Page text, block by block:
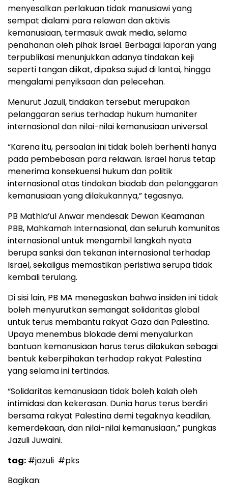
menyesalkan perlakuan tidak manusiawi yang
sempat dialami para relawan dan aktivis
kemanusiaan, termasuk awak media, selama
penahanan oleh pihak Israel. Berbagai laporan yang
terpublikasi menunjukkan adanya tindakan keji
seperti tangan diikat, dipaksa sujud di lantai, hingga
mengalami penyiksaan dan pelecehan.
Menurut Jazuli, tindakan tersebut merupakan
pelanggaran serius terhadap hukum humaniter
internasional dan nilai-nilai kemanusiaan universal.
“Karena itu, persoalan ini tidak boleh berhenti hanya
pada pembebasan para relawan. Israel harus tetap
menerima konsekuensi hukum dan politik
internasional atas tindakan biadab dan pelanggaran
kemanusiaan yang dilakukannya,” tegasnya.
PB Mathla’ul Anwar mendesak Dewan Keamanan
PBB, Mahkamah Internasional, dan seluruh komunitas
internasional untuk mengambil langkah nyata
berupa sanksi dan tekanan internasional terhadap
Israel, sekaligus memastikan peristiwa serupa tidak
kembali terulang.
Di sisi lain, PB MA menegaskan bahwa insiden ini tidak
boleh menyurutkan semangat solidaritas global
untuk terus membantu rakyat Gaza dan Palestina.
Upaya menembus blokade demi menyalurkan
bantuan kemanusiaan harus terus dilakukan sebagai
bentuk keberpihakan terhadap rakyat Palestina
yang selama ini tertindas.
“Solidaritas kemanusiaan tidak boleh kalah oleh
intimidasi dan kekerasan. Dunia harus terus berdiri
bersama rakyat Palestina demi tegaknya keadilan,
kemerdekaan, dan nilai-nilai kemanusiaan,” pungkas
Jazuli Juwaini.
tag: #jazuli #pks
Bagikan: